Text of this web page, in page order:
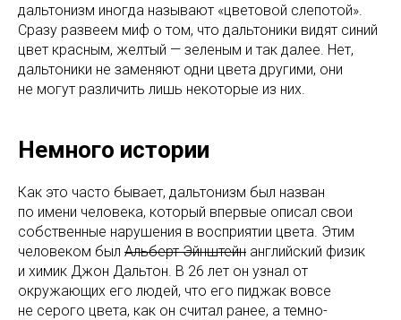
дальтонизм иногда называют «цветовой слепотой».
Сразу развеем миф о том, что дальтоники видят синий
цвет красным, желтый — зеленым и так далее. Нет,
дальтоники не заменяют одни цвета другими, они
не могут различить лишь некоторые из них.
Немного истории
Как это часто бывает, дальтонизм был назван
по имени человека, который впервые описал свои
собственные нарушения в восприятии цвета. Этим
человеком был Альберт Эйнштейн английский физик
и химик Джон Дальтон. В 26 лет он узнал от
окружающих его людей, что его пиджак вовсе
не серого цвета, как он считал ранее, а темно-